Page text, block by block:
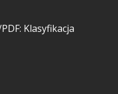
Klasyfikacja